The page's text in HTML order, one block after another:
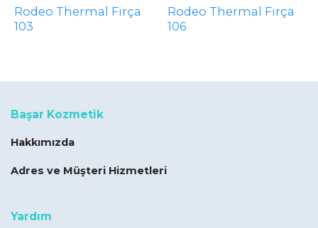
Rodeo Thermal Fırça
103
Rodeo Thermal Fırça
106
Başar Kozmetik
Hakkımızda
Adres ve Müşteri Hizmetleri
Yardım